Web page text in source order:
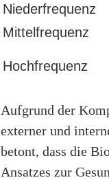
Niederfrequenz
Mittelfrequenz
Hochfrequenz
Aufgrund der
externer und
betont, dass die
Ansatzes zur